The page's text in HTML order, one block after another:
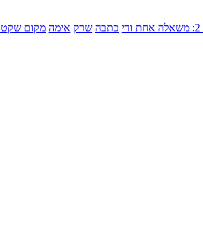
כתבה שרק אימה מקום שקט 2